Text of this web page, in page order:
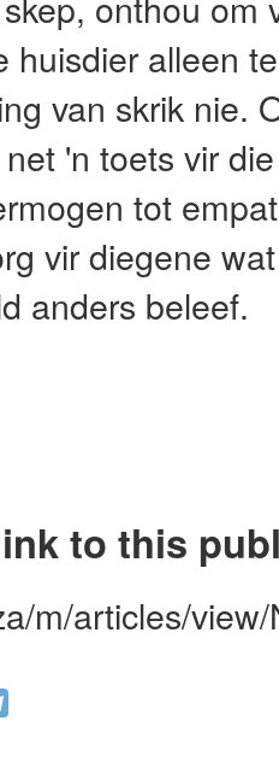
huisdier alleen
van skrik nie.
'n toets vir
tot
vir diegene
anders beleef.
to this
m/articles/